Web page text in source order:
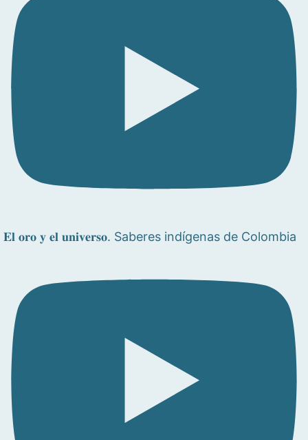
𝐄𝐥 𝐨𝐫𝐨 𝐲 𝐞𝐥 𝐮𝐧𝐢𝐯𝐞𝐫𝐬𝐨. Saberes indígenas de Colombia